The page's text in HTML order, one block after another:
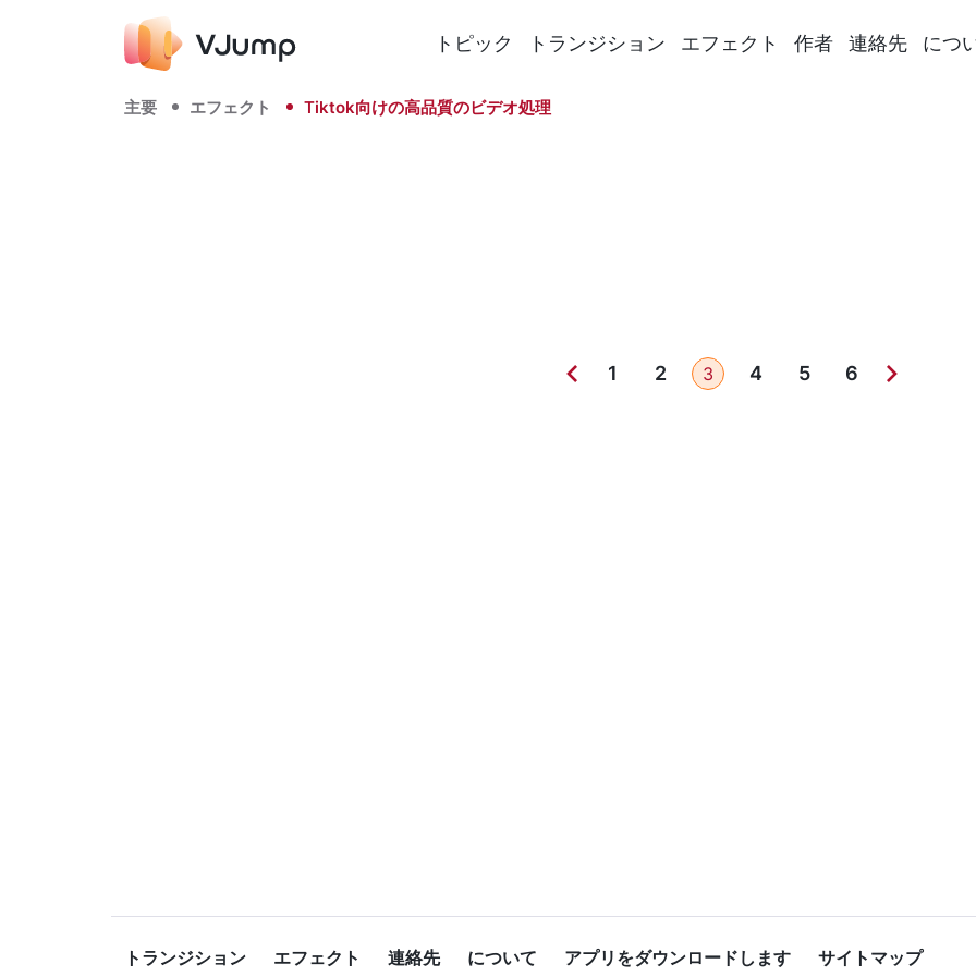
トピック トランジション エフェクト 作者 連絡先 につ
主要 エフェクト Tiktok向けの高品質のビデオ処理
1 2 3 4 5 6
トランジション エフェクト 連絡先 について アプリをダウンロードします サイトマップ